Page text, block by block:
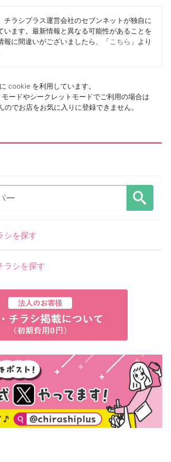
チラシプラス運営会社のセブンネットが独自に
います。最新情報と異なる可能性があることを
報に間違いがございましたら、「 こちら 」より
cookie を利用しています。
ードやシークレットモードでご利用の場合は
でお店をお気に入りに登録できません。
シを探す
ラシを探す